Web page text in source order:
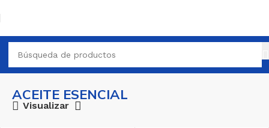
ACEITE ESENCIAL
Visualizar